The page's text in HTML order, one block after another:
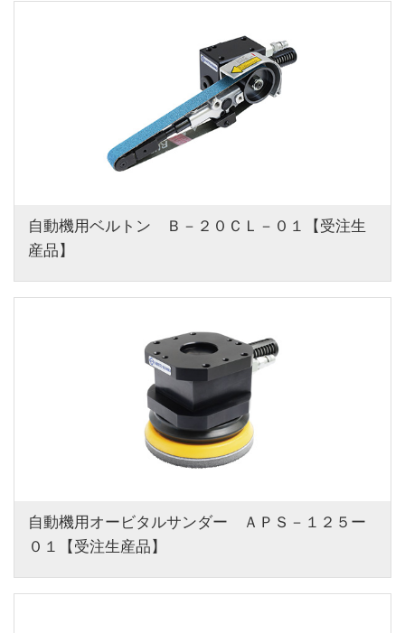
自動機用ベルトン　Ｂ－２０ＣＬ－０１【受注生
産品】
自動機用オービタルサンダー　ＡＰＳ－１２５ー
０１【受注生産品】